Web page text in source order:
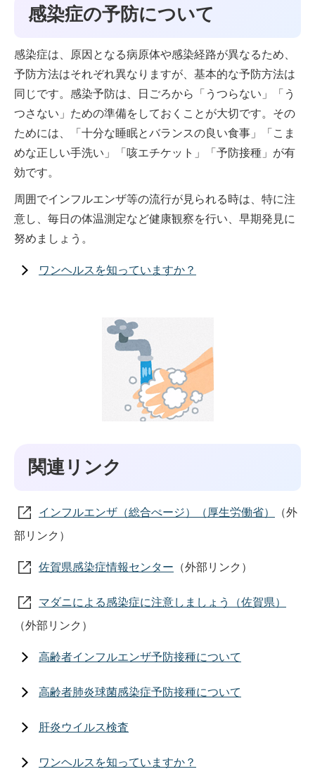
感染症の予防について
感染症は、原因となる病原体や感染経路が異なるため、
予防方法はそれぞれ異なりますが、基本的な予防方法は
同じです。感染予防は、日ごろから「うつらない」「う
つさない」ための準備をしておくことが大切です。その
ためには、「十分な睡眠とバランスの良い食事」「こま
めな正しい手洗い」「咳エチケット」「予防接種」が有
効です。
周囲でインフルエンザ等の流行が見られる時は、特に注
意し、毎日の体温測定など健康観察を行い、早期発見に
努めましょう。
ワンヘルスを知っていますか？
関連リンク
インフルエンザ（総合ぺージ）（厚生労働省）
（外
部リンク）
佐賀県感染症情報センター （外部リンク）
マダニによる感染症に注意しましょう（佐賀県）
（外部リンク）
高齢者インフルエンザ予防接種について
高齢者肺炎球菌感染症予防接種について
肝炎ウイルス検査
ワンヘルスを知っていますか？